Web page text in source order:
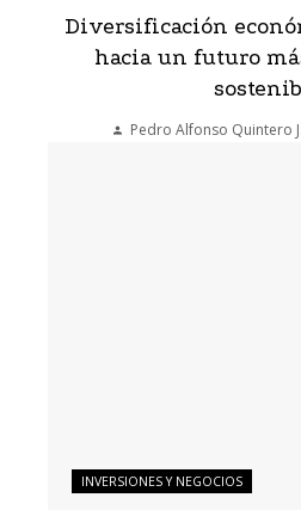
Diversificación
hacia un futuro
Pedro Alfonso Quintero J.
INVERSIONES Y NEGOCIOS